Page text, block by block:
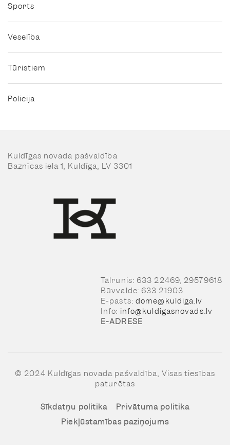
Sports
Veselība
Tūristiem
Policija
Kuldīgas novada pašvaldība
Baznīcas iela 1, Kuldīga, LV 3301
Tālrunis: 633 22469, 29579618
Būvvalde: 633 21903
E-pasts: dome@kuldiga.lv
Info: info@kuldigasnovads.lv
E-ADRESE
© 2024 Kuldīgas novada pašvaldība, Visas tiesības
paturētas
Sīkdatņu politika
Privātuma politika
Piekļūstamības paziņojums